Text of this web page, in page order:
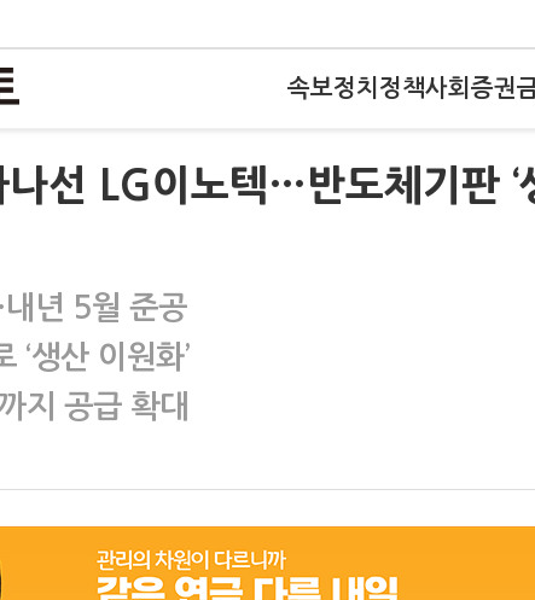
속보정치 정책사회 증권
선 LG이노텍…반도체기판 ‘
년 5월 준공
‘생산 이원화’
지 공급 확대